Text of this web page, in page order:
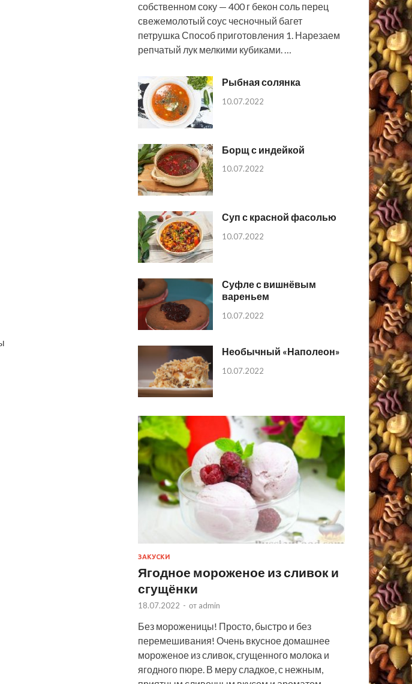
собственном соку — 400 г бекон соль перец
свежемолотый соус чесночный багет
петрушка Способ приготовления 1. Нарезаем
репчатый лук мелкими кубиками. …
Рыбная солянка
10.07.2022
Борщ с индейкой
10.07.2022
Суп с красной фасолью
10.07.2022
Суфле с вишнёвым
вареньем
10.07.2022
Необычный «Наполеон»
10.07.2022
ЗАКУСКИ
Ягодное мороженое из сливок и
сгущёнки
18.07.2022 - от admin
Без мороженицы! Просто, быстро и без
перемешивания! Очень вкусное домашнее
мороженое из сливок, сгущенного молока и
ягодного пюре. В меру сладкое, с нежным,